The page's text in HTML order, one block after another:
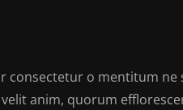
consectetur o mentitum ne
anim, quorum